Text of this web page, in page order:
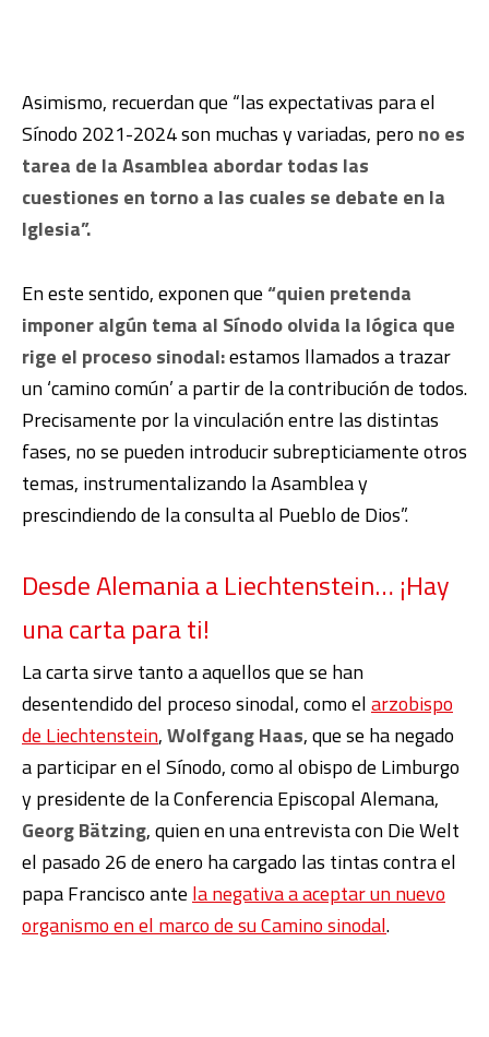
Asimismo, recuerdan que “las expectativas para el
Sínodo 2021-2024 son muchas y variadas, pero no es
tarea de la Asamblea abordar todas las
cuestiones en torno a las cuales se debate en la
Iglesia”.
En este sentido, exponen que“quien pretenda
imponer algún tema al Sínodo olvida la lógica que
rige el proceso sinodal:estamos llamados a trazar
un ‘camino común’ a partir de la contribución de todos.
Precisamente por la vinculación entre las distintas
fases, no se pueden introducir subrepticiamente otros
temas, instrumentalizando la Asamblea y
prescindiendo de la consulta al Pueblo de Dios”.
Desde Alemania a Liechtenstein… ¡Hay
una carta para ti!
La carta sirve tanto a aquellos que se han
desentendido del proceso sinodal, como elarzobispo
de Liechtenstein,Wolfgang Haas,que se ha negado
a participar en el Sínodo, como al obispo de Limburgo
y presidente de la Conferencia Episcopal Alemana,
Georg Bätzing, quien en una entrevista con Die Welt
el pasado 26 de enero ha cargado las tintas contra el
papa Francisco antela negativa a aceptar un nuevo
organismo en el marco de su Camino sinodal.